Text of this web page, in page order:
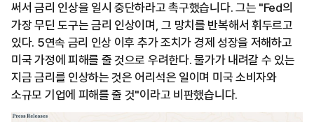
써서 금리 인상을 일시 중단하라고 촉구했습니다. 그는 "Fed의
가장 무딘 도구는 금리 인상이며, 그 망치를 반복해서 휘두르고
있다. 5연속 금리 인상 이후 추가 조치가 경제 성장을 저해하고
미국 가정에 피해를 줄 것으로 우려한다. 물가가 내려갈 수 있는
지금 금리를 인상하는 것은 어리석은 일이며 미국 소비자와
소규모 기업에 피해를 줄 것"이라고 비판했습니다.